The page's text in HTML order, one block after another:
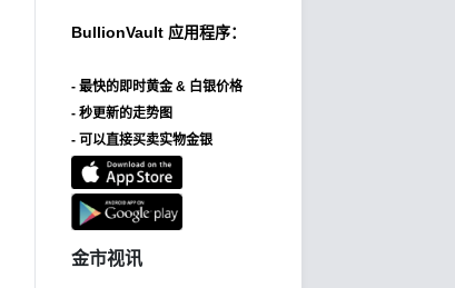
BullionVault 应用程序：
- 最快的即时黄金 & 白银价格
- 秒更新的走势图
- 可以直接买卖实物金银
金市视讯